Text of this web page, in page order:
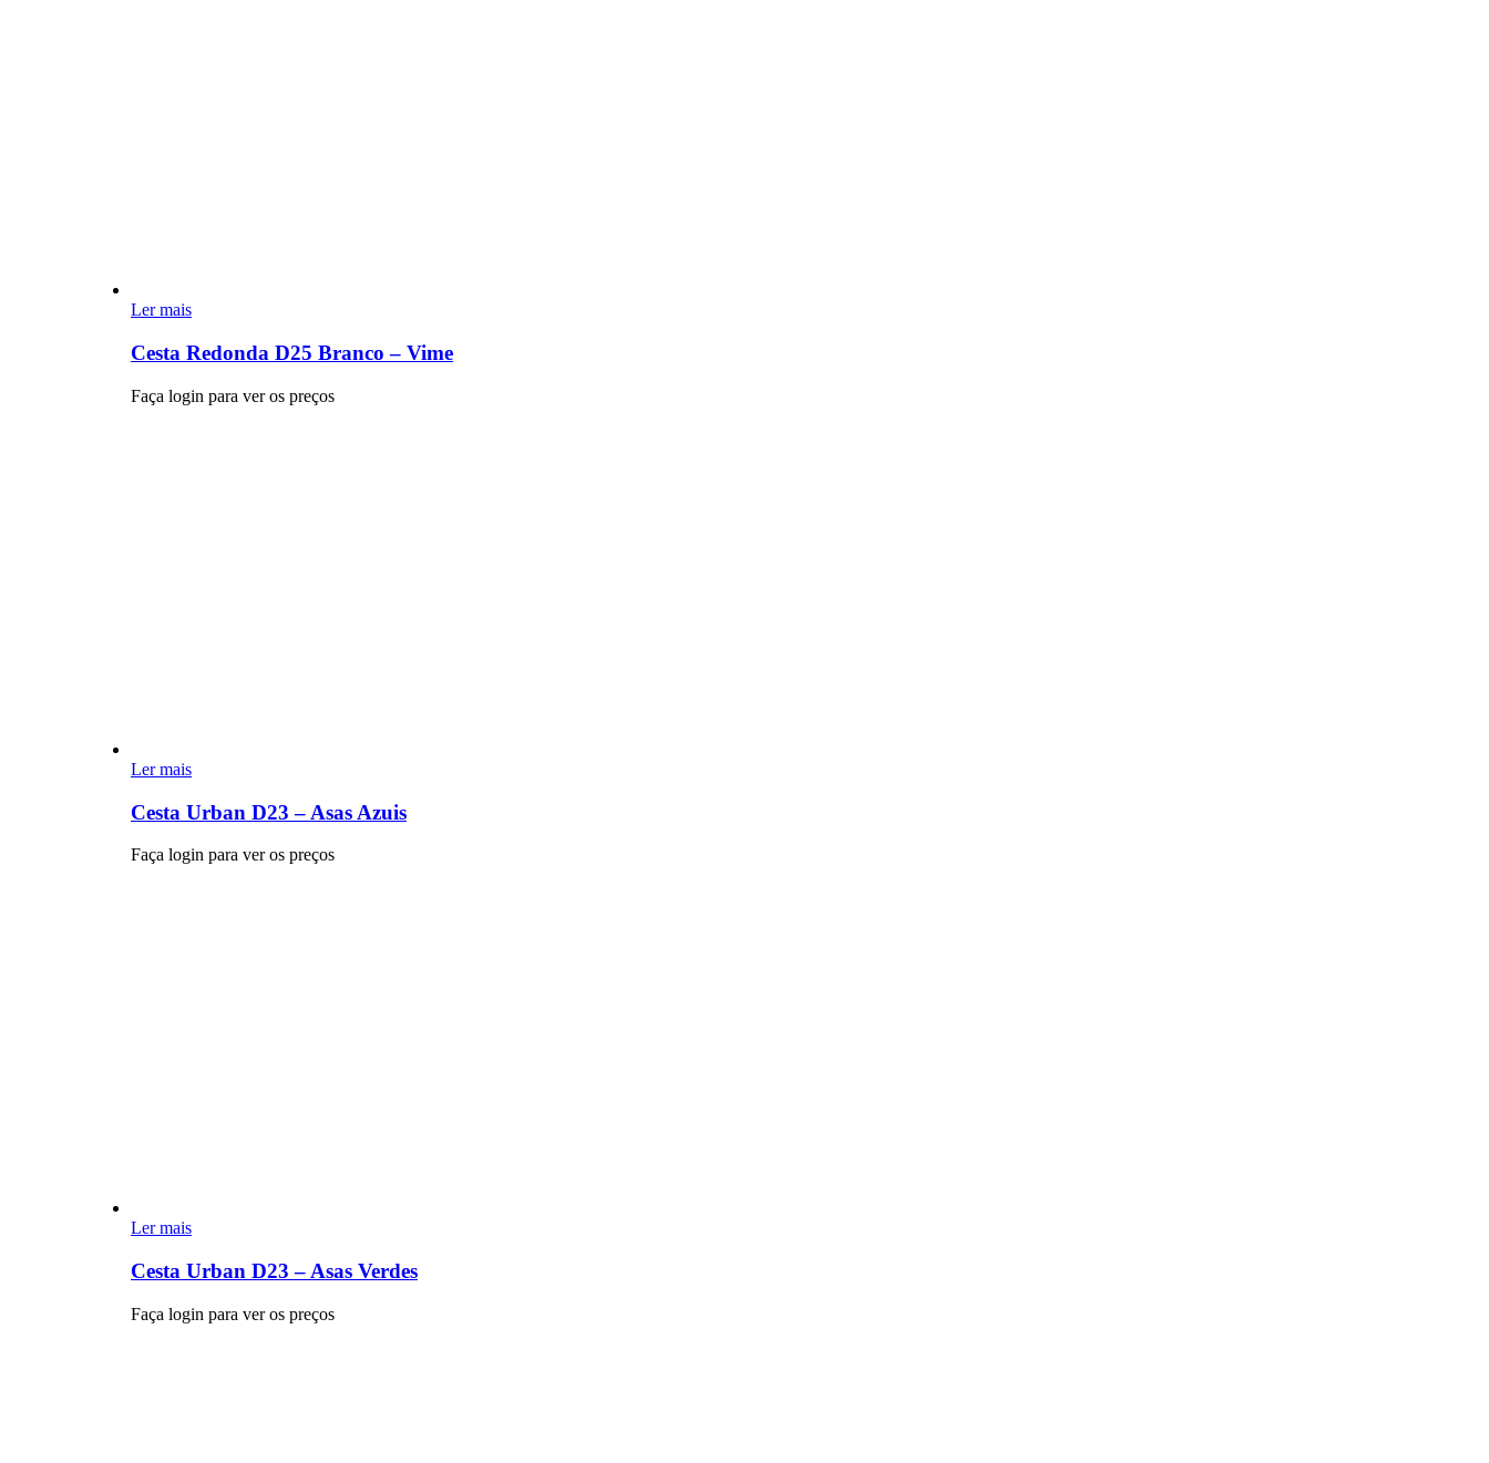
Ler mais
Cesta Redonda D25 Branco – Vime
Faça login para ver os preços
Ler mais
Cesta Urban D23 – Asas Azuis
Faça login para ver os preços
Ler mais
Cesta Urban D23 – Asas Verdes
Faça login para ver os preços